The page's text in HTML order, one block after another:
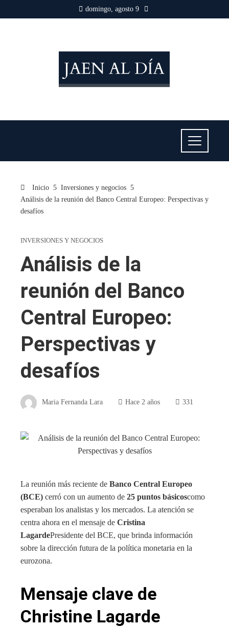
domingo, agosto 9
Inicio
Inversiones y negocios
Análisis de la reunión del Banco Central Europeo: Perspectivas y
desafíos
INVERSIONES Y NEGOCIOS
Análisis de la
reunión del Banco
Central Europeo:
Perspectivas y
desafíos
Maria Fernanda Lara Hace 2 años 331
La reunión más reciente de Banco Central Europeo
(BCE) cerró con un aumento de 25 puntos básicoscomo
esperaban los analistas y los mercados. La atención se
centra ahora en el mensaje de Cristina
LagardePresidente del BCE, que brinda información
sobre la dirección futura de la política monetaria en la
eurozona.
Mensaje clave de
Christine Lagarde